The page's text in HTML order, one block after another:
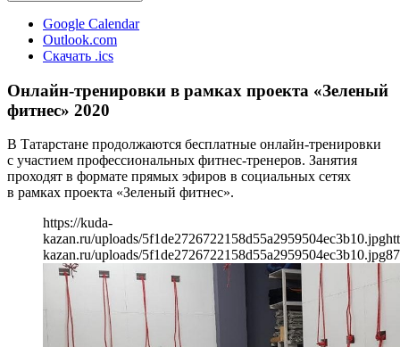
Google Calendar
Outlook.com
Скачать .ics
Онлайн-тренировки в рамках проекта «Зеленый
фитнес» 2020
В Татарстане продолжаются бесплатные онлайн-тренировки
с участием профессиональных фитнес-тренеров. Занятия
проходят в формате прямых эфиров в социальных сетях
в рамках проекта «Зеленый фитнес».
https://kuda-
kazan.ru/uploads/5f1de2726722158d55a2959504ec3b10.jpg
kazan.ru/uploads/5f1de2726722158d55a2959504ec3b10.jpg